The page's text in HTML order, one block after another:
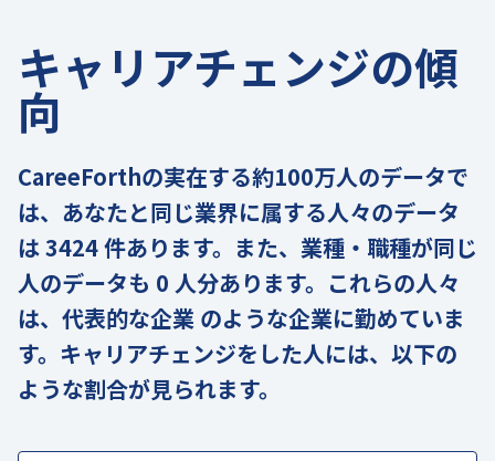
キャリアチェンジの傾
向
CareeForthの実在する約100万人のデータで
は、あなたと同じ業界に属する人々のデータ
は 3424 件あります。また、業種・職種が同じ
人のデータも 0 人分あります。これらの人々
は、代表的な企業 のような企業に勤めていま
す。キャリアチェンジをした人には、以下の
ような割合が見られます。